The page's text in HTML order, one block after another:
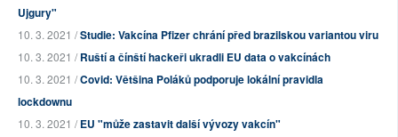
Ujgury"
10. 3. 2021 /Studie: Vakcína Pfizer chrání před brazilskou variantou viru
10. 3. 2021 /Ruští a čínští hackeři ukradli EU data o vakcínách
10. 3. 2021 /Covid: Většina Poláků podporuje lokální pravidla
lockdownu
10. 3. 2021 /EU "může zastavit další vývozy vakcín"